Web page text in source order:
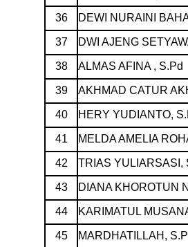
36 DEWI NURAINI
37 DWI AJENG
38 ALMAS AFINA , S.Pd
39 AKHMAD CATUR
40 HERY YUDIANTO,
41 MELDA AMELIA
42 TRIAS YULIARSASI,
43 DIANA KHOROTUN
44 KARIMATUL
45 MARDHATILLAH,